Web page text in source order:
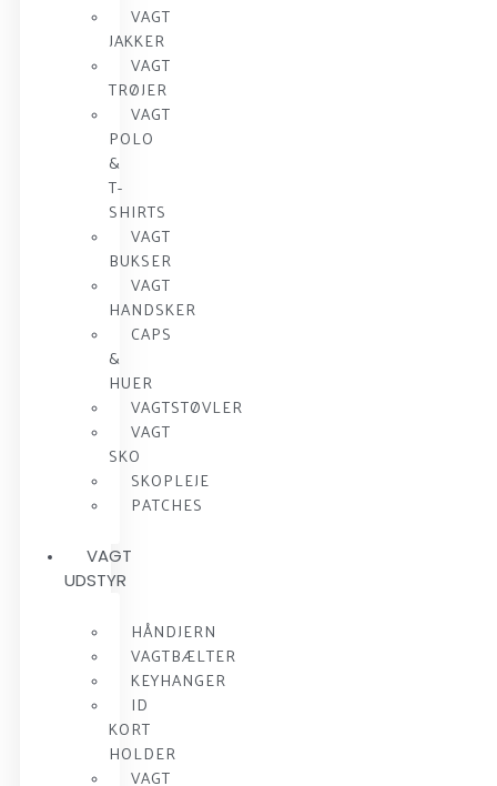
VAGT
JAKKER
VAGT
TRØJER
VAGT
POLO
&
T-
SHIRTS
VAGT
BUKSER
VAGT
HANDSKER
CAPS
&
HUER
VAGTSTØVLER
VAGT
SKO
SKOPLEJE
PATCHES
VAGT
UDSTYR
HÅNDJERN
VAGTBÆLTER
KEYHANGER
ID
KORT
HOLDER
VAGT